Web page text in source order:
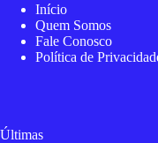
Início
Quem Somos
Fale Conosco
Política de
Últimas